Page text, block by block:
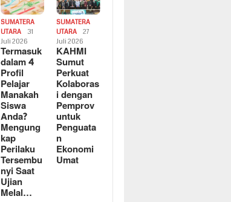
SUMATERA
UTARA
31
Juli 2026
Termasuk
dalam 4
Profil
Pelajar
Manakah
Siswa
Anda?
Mengung
kap
Perilaku
Tersembu
nyi Saat
Ujian
Melal…
SUMATERA
UTARA
27
Juli 2026
KAHMI
Sumut
Perkuat
Kolaboras
i dengan
Pemprov
untuk
Penguata
n
Ekonomi
Umat